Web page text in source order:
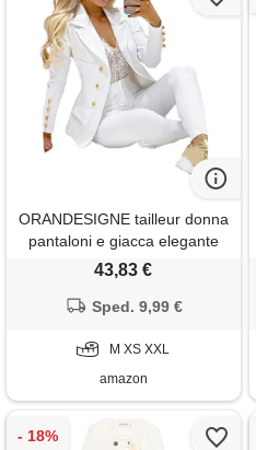
ORANDESIGNE tailleur donna
pantaloni e giacca elegante
blazer elegante completo tinta
due pezzi tuta business ol
43,83 €
Sped. 9,99 €
M XS XXL
amazon